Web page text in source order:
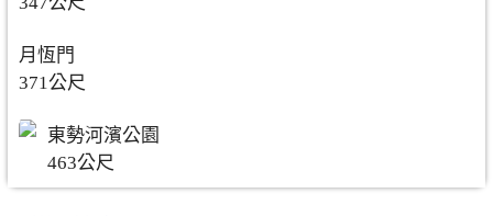
月恆門
371公尺
東勢河濱公園
463公尺